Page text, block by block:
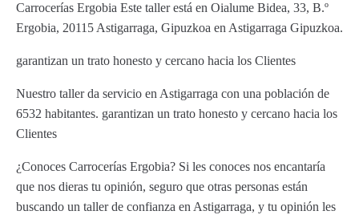
Carrocerías Ergobia Este taller está en Oialume Bidea, 33, B.º
Ergobia, 20115 Astigarraga, Gipuzkoa en Astigarraga Gipuzkoa.
garantizan un trato honesto y cercano hacia los Clientes
Nuestro taller da servicio en Astigarraga con una población de
6532 habitantes. garantizan un trato honesto y cercano hacia los
Clientes
¿Conoces Carrocerías Ergobia? Si les conoces nos encantaría
que nos dieras tu opinión, seguro que otras personas están
buscando un taller de confianza en Astigarraga, y tu opinión les